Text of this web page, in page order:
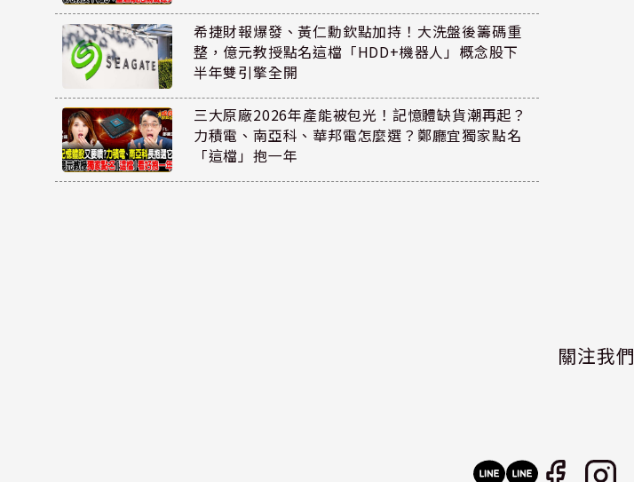
希捷財報爆發、黃仁勳欽點加持！大洗盤後籌碼重
整，億元教授點名這檔「HDD+機器人」概念股下
半年雙引擎全開
三大原廠2026年產能被包光！記憶體缺貨潮再起？
力積電、南亞科、華邦電怎麼選？鄭廳宜獨家點名
「這檔」抱一年
關注我們